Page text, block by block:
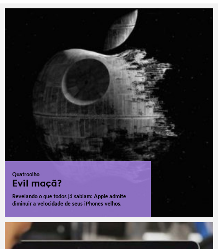
Quatroolho
Evil maçã?
Revelando o que todos já sabiam: Apple admite
diminuir a velocidade de seus iPhones velhos.